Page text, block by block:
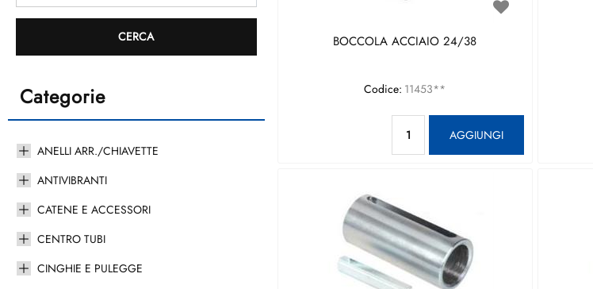
Categorie
ANELLI ARR./CHIAVETTE
ANTIVIBRANTI
CATENE E ACCESSORI
CENTRO TUBI
CINGHIE E PULEGGE
BOCCOLA ACCIAIO 24/38
Codice: 11453**
AGGIUNGI